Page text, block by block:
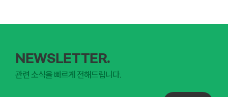
2(WORKS_90075)
NEWSLETTER.
관련 소식을 빠르게 전해드립니다.